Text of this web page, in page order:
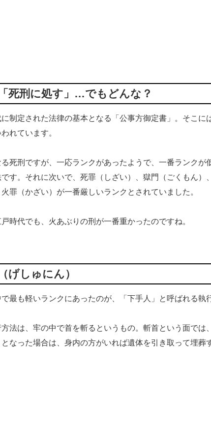
死刑に処す」…でもどんな？
制定された法律の基本となる「公事方御定書」。そこに
れています。
死刑ですが、一応ランクがあったようで、一番ランクが
です。それに次いで、死罪（しざい）、獄門（ごくもん
罪（かざい）が一番厳しいランクとされていました。
時代でも、火あぶりの刑が一番重かったのですね。
げしゅにん）
最も軽いランクにあったのが、「下手人」と呼ばれる執
法は、牢の中で首を斬るというもの。斬首という面では
となった場合は、身内の方がいれば遺体を引き取って埋葬